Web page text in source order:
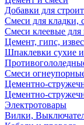
Добавки для
Смеси для кладки,
Смеси клеевые
Цемент, гипс,
Шпаклевки сухие
Смеси
Цементно-
Цементно-
Электротовары
Вилки,